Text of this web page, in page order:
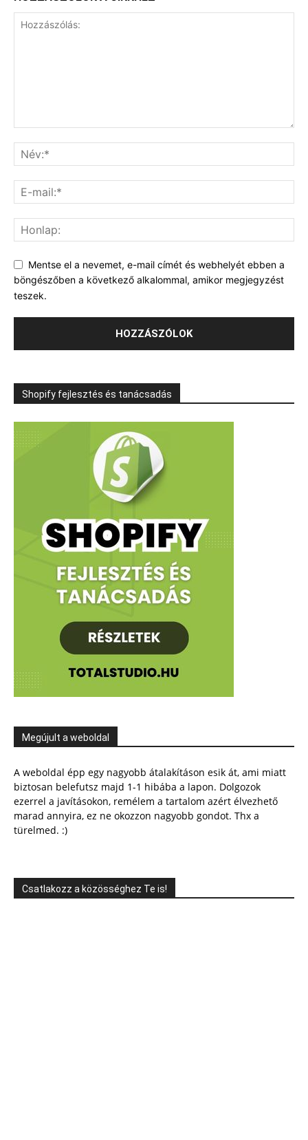
Mentse el a nevemet, e-mail címét és webhelyét ebben a
böngészőben a következő alkalommal, amikor megjegyzést
teszek.
Shopify fejlesztés és tanácsadás
Megújult a weboldal
A weboldal épp egy nagyobb átalakításon esik át, ami miatt
biztosan belefutsz majd 1-1 hibába a lapon. Dolgozok
ezerrel a javításokon, remélem a tartalom azért élvezhető
marad annyira, ez ne okozzon nagyobb gondot. Thx a
türelmed. :)
Csatlakozz a közösséghez Te is!